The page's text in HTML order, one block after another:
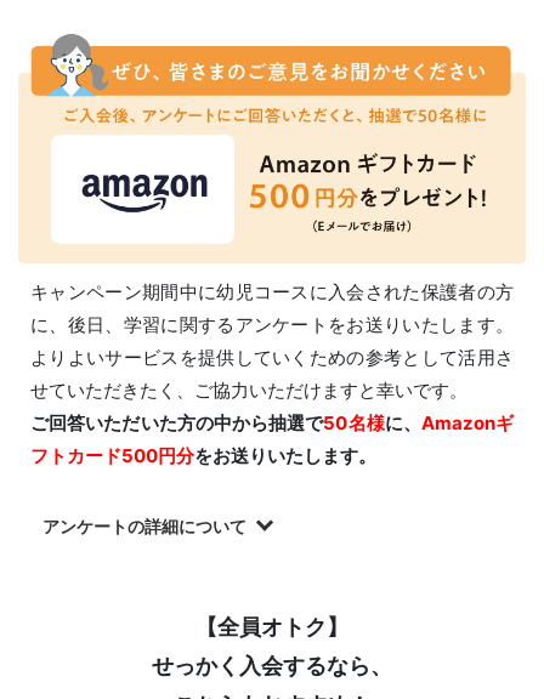
キャンペーン期間中に幼児コースに入会された保護者の方
に、後日、学習に関するアンケートをお送りいたします。
よりよいサービスを提供していくための参考として活用さ
せていただきたく、ご協力いただけますと幸いです。
ご回答いただいた方の中から抽選で50名様に、 Amazonギ
フトカード500円分をお送りいたします。
アンケートの詳細について
【全員オトク】
せっかく入会するなら、